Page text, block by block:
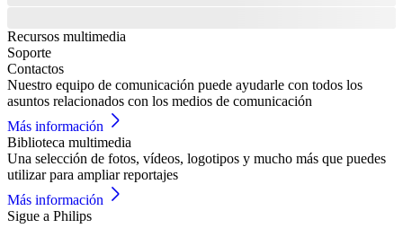
Recursos multimedia
Soporte
Contactos
Nuestro equipo de comunicación puede ayudarle con todos los
asuntos relacionados con los medios de comunicación
Más información
Biblioteca multimedia
Una selección de fotos, vídeos, logotipos y mucho más que puedes
utilizar para ampliar reportajes
Más información
Sigue a Philips